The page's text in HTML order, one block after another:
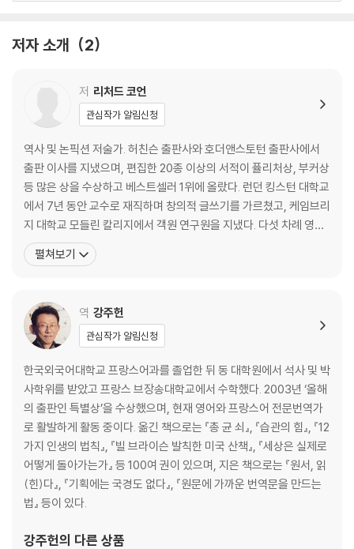
11장 미국의 남북 전쟁 : 남북 전쟁에 대한 여러 해석
13장 붉은 역사가들 : 카를 마르크스부터 에릭 홉스봄까지
14장 안에서 들여다본 역사 : 율리우스 카이사르부터 율리시스 S. 그랜트
15장 역사를 잣다 : 처칠, 역사를 잣는 공장
16장 강력한 앙숙 : 학계 내의 전쟁
17장 신체적 장애를 이겨낸 역사가 : 존 키건과 군인 정신
18장 허스토리-여성 역사가 : 반소부터 메리 비어드까지
19장 우리 이야기는 누가 쓰는가? : 조지 W. 윌리엄스부터 이브람 X. 켄디
까지
20장 나쁜 역사 : 진실을 말하기 혹은 애국주의
22장 텔레비전에 대하여 : A. J. P. 테일러부터 헨리 루이스 게이츠 주니어
까지
감사의 글
옮긴이의 글
찾아보기
저자 소개 2
저 리처드 코언
관심작가 알림신청
역사 및 논픽션 저술가. 허친슨 출판사와 호더앤스토턴 출판사에서
출판 이사를 지냈으며, 편집한 20종 이상의 서적이 퓰리처상, 부커상
등 많은 상을 수상하고 베스트셀러 1위에 올랐다. 런던 킹스턴 대학교
에서 7년 동안 교수로 재직하며 창의적 글쓰기를 가르쳤고, 케임브리
지 대학교 모들린 칼리지에서 객원 연구원을 지냈다. 다섯 차례 영국
사브르 챔피언에 올랐고, 영국 올림픽 펜싱 대표팀에 네 차례 선발되
기도 했다. 왕립 문학 협회의 회원이자 〈라팜즈 쿼터리〉 편집위원으로
글쓰기》가 있으며, 〈가디언〉 〈타임스〉 〈옵
펼쳐보기
역 강주헌
관심작가 알림신청
한국외국어대학교 프랑스어과를 졸업한 뒤 동 대학원에서 석사 및 박
사학위를 받았고 프랑스 브장송대학교에서 수학했다. 2003년 ‘올해
의 출판인 특별상’을 수상했으며, 현재 영어와 프랑스어 전문번역가
로 활발하게 활동 중이다. 옮긴 책으로는 『총 균 쇠』, 『습관의 힘』, 『12
가지 인생의 법칙』, 『빌 브라이슨 발칙한 미국 산책』, 『세상은 실제로
어떻게 돌아가는가』 등 100여 권이 있으며, 지은 책으로는 『원서, 읽
(힌)다』, 『기획에는 국경도 없다』, 『원문에 가까운 번역문을 만드는
법』 등이 있다.
강주헌의 다른 상품